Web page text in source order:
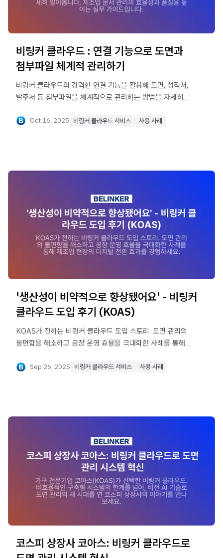
비링커 클라우드 : 연결 기능으로 도면과
첨부파일 체계적 관리하기
비링커 클라우드의 강력한 연결 기능을 활용해 도면, 성적서,
발주서 등 첨부파일을 체계적으로 관리하는 방법을 자세히
실무 가이드입니다.
Oct 16, 2025 비링커 클라우드 서비스 사용 사례
'생산성이 비약적으로 향상됐어요' - 비링커
클라우드 도입 후기 (KOAS)
KOAS가 전하는 비링커 클라우드 도입 스토리. 도면 관리의
불편함을 해소하고 공장 운영 효율을 극대화한 사례를 통해
Sep 26, 2025 비링커 클라우드 서비스 사용 사례
코스피 상장사 코아스: 비링커 클라우드로